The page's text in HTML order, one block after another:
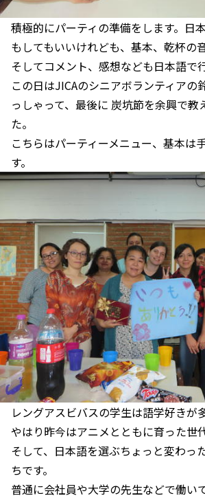
積極的にパーティの準備をします。日
もしてもいいけれども、基本、乾杯の音
そしてコメント、感想なども日本語で
この日はJICAのシニアボランティアの
っしゃって、最後に 炭坑節を余興で教
た。
こちらはパーティーメニュー、基本は
す。
レングアスビバスの学生は語学好きが
やはり昨今はアニメとともに育った世
そして、日本語を選ぶちょっと変わっ
ちです。
普通に会社員や大学の先生などで働い